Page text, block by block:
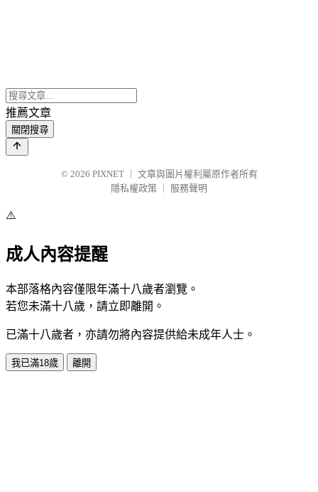
推薦文章
關閉搜尋
© 2026 PIXNET
文章與圖片權利屬原作者所有
隱私權政策
服務聲明
⚠️
成人內容提醒
本部落格內容僅限年滿十八歲者瀏覽。
若您未滿十八歲，請立即離開。
已滿十八歲者，亦請勿將內容提供給未成年人士。
我已滿18歲 離開